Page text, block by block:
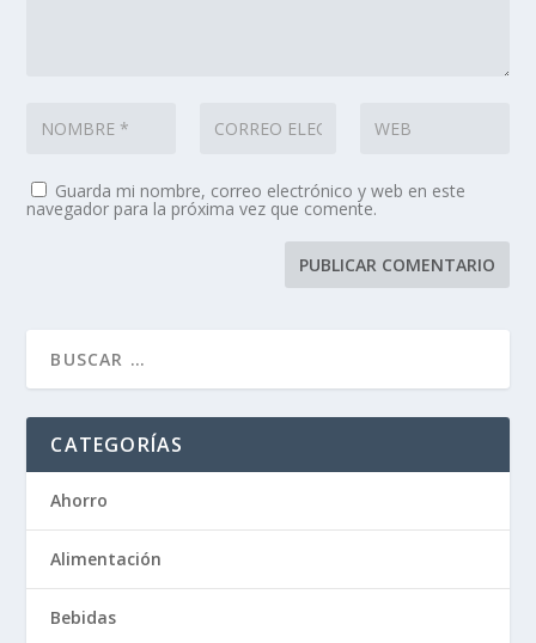
Guarda mi nombre, correo electrónico y web en este
navegador para la próxima vez que comente.
CATEGORÍAS
Ahorro
Alimentación
Bebidas